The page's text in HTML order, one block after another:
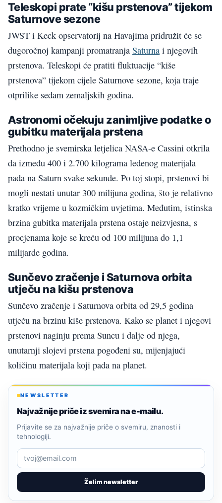
Teleskopi prate “kišu prstenova” tijekom
Saturnove sezone
JWST i Keck opservatorij na Havajima pridružit će se
dugoročnoj kampanji promatranja Saturna i njegovih
prstenova. Teleskopi će pratiti fluktuacije “kiše
prstenova” tijekom cijele Saturnove sezone, koja traje
otprilike sedam zemaljskih godina.
Astronomi očekuju zanimljive podatke o
gubitku materijala prstena
Prethodno je svemirska letjelica NASA-e Cassini otkrila
da između 400 i 2.700 kilograma ledenog materijala
pada na Saturn svake sekunde. Po toj stopi, prstenovi bi
mogli nestati unutar 300 milijuna godina, što je relativno
kratko vrijeme u kozmičkim uvjetima. Međutim, istinska
brzina gubitka materijala prstena ostaje neizvjesna, s
procjenama koje se kreću od 100 milijuna do 1,1
milijarde godina.
Sunčevo zračenje i Saturnova orbita
utječu na kišu prstenova
Sunčevo zračenje i Saturnova orbita od 29,5 godina
utječu na brzinu kiše prstenova. Kako se planet i njegovi
prstenovi naginju prema Suncu i dalje od njega,
unutarnji slojevi prstena pogođeni su, mijenjajući
količinu materijala koji pada na planet.
NEWSLETTER
Najvažnije priče iz svemira na e-mailu.
Želim newsletter
Prijavite se za najvažnije priče o svemiru, znanosti i
tehnologiji.